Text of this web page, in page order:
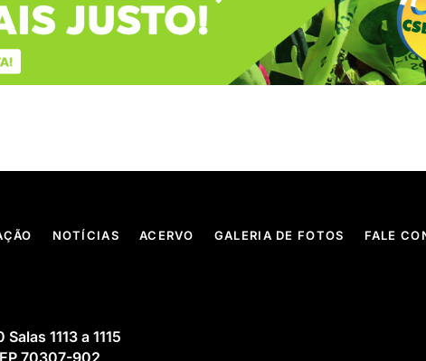
NOTÍCIAS ACERVO GALERIA DE FOTOS FALE
1113 a 1115
70307-902